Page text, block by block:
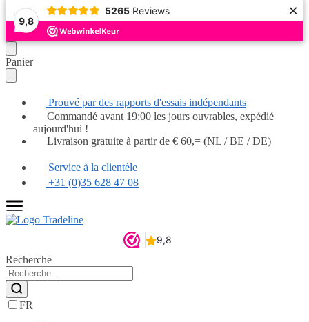
9,8
5265 Reviews ×
Continuer
la
navigation
Skip
to
main
Panier
Prouvé par des rapports d'essais indépendants
Commandé avant 19:00 les jours ouvrables, expédié
aujourd'hui !
Livraison gratuite à partir de € 60,= (NL / BE / DE)
Service à la clientèle
+31 (0)35 628 47 08
Recherche
FR